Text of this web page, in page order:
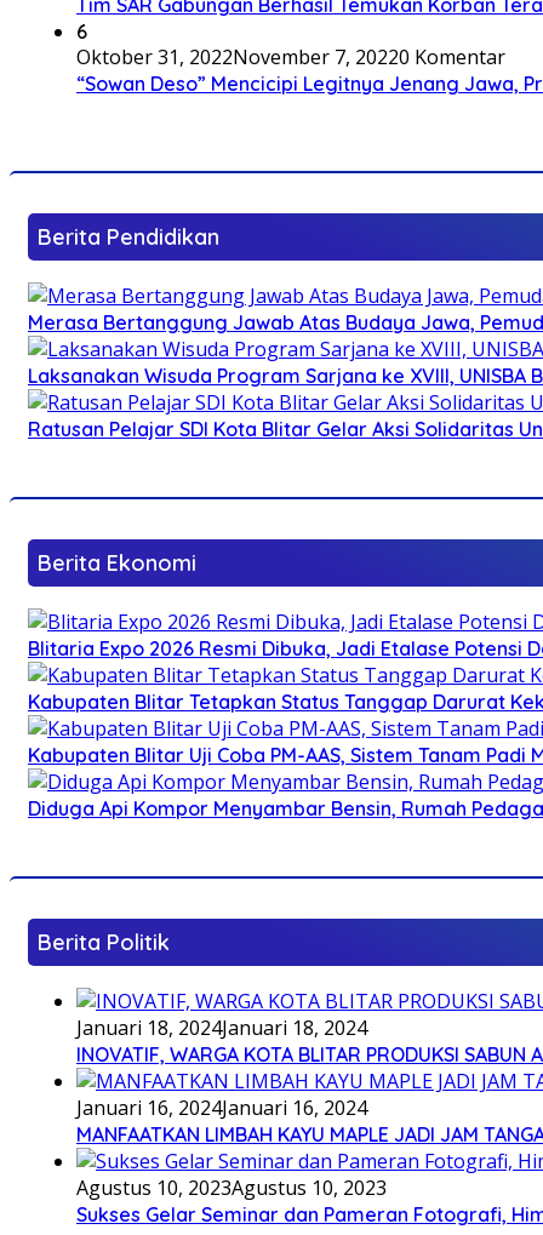
6
Oktober 31, 2022November 7, 20220 Komentar
“Sowan Deso” Mencicipi Legitnya Jenang Jawa,
Berita Pendidikan
Merasa Bertanggung Jawab Atas Budaya Jawa,
Laksanakan Wisuda Program Sarjana ke XVIII,
Ratusan Pelajar SDI Kota Blitar Gelar Aksi Solidaritas
Berita Ekonomi
Blitaria Expo 2026 Resmi Dibuka, Jadi Etalase
Kabupaten Blitar Tetapkan Status Tanggap Darurat
Kabupaten Blitar Uji Coba PM-AAS, Sistem Tanam
Diduga Api Kompor Menyambar Bensin, Rumah
Berita Politik
Januari 18, 2024Januari 18, 2024
INOVATIF, WARGA KOTA BLITAR PRODUKSI SABUN
Januari 16, 2024Januari 16, 2024
MANFAATKAN LIMBAH KAYU MAPLE JADI JAM
Agustus 10, 2023Agustus 10, 2023
Sukses Gelar Seminar dan Pameran Fotografi,